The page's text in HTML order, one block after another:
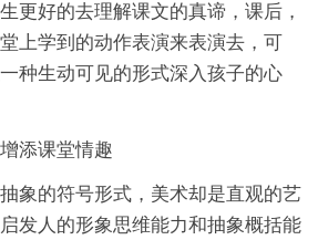
更好的去理解课文的真谛，课后，
上学到的动作表演来表演去，可
种生动可见的形式深入孩子的心
添课堂情趣
象的符号形式，美术却是直观的艺
发人的形象思维能力和抽象概括能